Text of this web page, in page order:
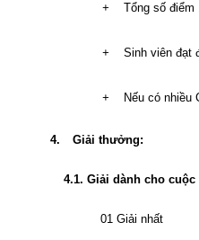
+ Tổng số
+ Sinh viên đạt
+ Nếu có nhiều
4. Giải thưởng:
4.1. Giải dành cho
01 Giải nhất